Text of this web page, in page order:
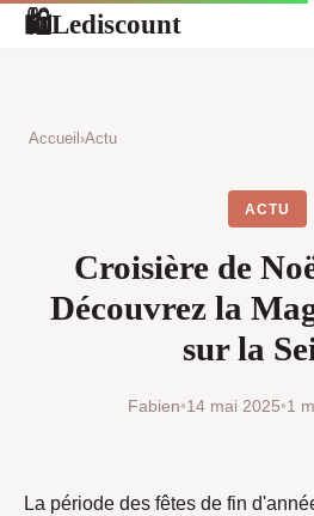
🛍Lediscount
Accueil ›Actu
ACTU
Croisière de
Découvrez la
sur la
Fabien•14 mai 2025•1
La période des fêtes de fin